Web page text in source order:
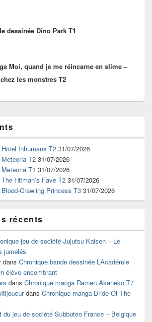
:
dessinée Dino Park T1
Moi, quand je me réincarne en slime –
les monstres T2
Inhumans T2 31/07/2026
T2 31/07/2026
T1 31/07/2026
Hitman’s Fave T2 31/07/2026
Crawling Princess T3 31/07/2026
récents
jeu de société Jujutsu Kaisen – Le
jumelés
dans Chronique bande dessinée L’Académie
élève encombrant
dans Chronique manga Ramen Akaneko T7
dans Chronique manga Bride Of The
du jeu de société Subbuteo France – Belgique